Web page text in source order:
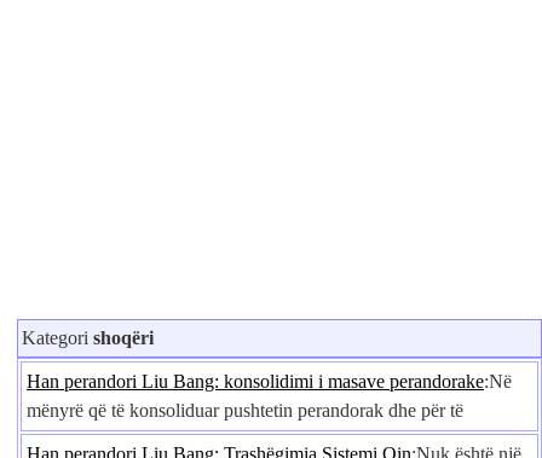
Kategori shoqëri
Han perandori Liu Bang: konsolidimi i masave perandorake:Në
mënyrë që të konsoliduar pushtetin perandorak dhe për të
Han perandori Liu Bang: Trashëgimia Sistemi Qin:Nuk është një